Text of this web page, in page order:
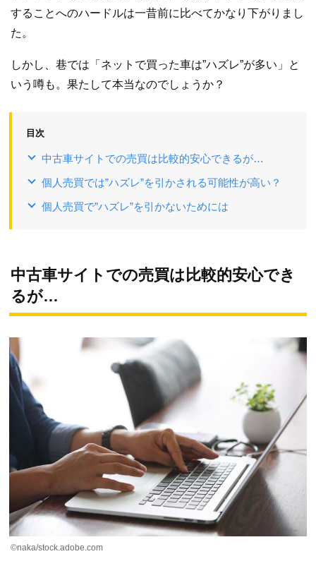
することへのハードルは一昔前に比べてかなり下がりまし
た。
しかし、巷では「ネットで買った車は”ハズレ”が多い」と
いう噂も。果たして本当なのでしょうか？
目次
中古車サイトでの売買は比較的安心できるが…
個人売買では”ハズレ”を引かされる可能性が高い？
個人売買で”ハズレ”を引かないためには
中古車サイトでの売買は比較的安心でき
るが…
©︎naka/stock.adobe.com